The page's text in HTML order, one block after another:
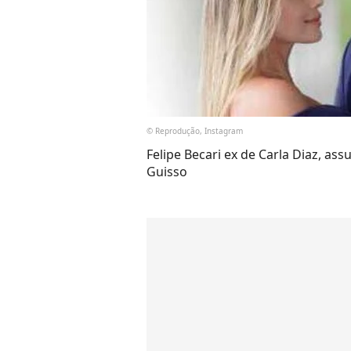
© Reprodução, Instagram
Felipe Becari ex de Carla Diaz,
Guisso